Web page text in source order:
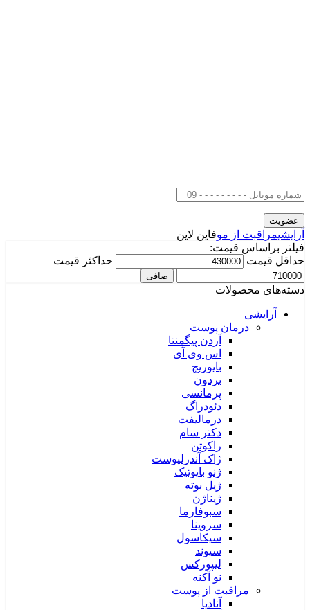
آرایشیمراقبت از موفاین لاین
فیلتر براساس قیمت:
حداقل قیمت
حداكثر قيمت
صافی
دسته‌های محصولات
آرایشی
درمان پوست
آردن پیگمنتا
اس وی آی
بایوریچ
بردون
پرمانسی
دئودراگ
درمالیفت
دکتر سام
راکوتن
ژاک آندرلپوست
ژنو بایوتیک
ژیل بوته
ژیناژن
سبوفارما
سروینا
سیکاسول
سیوند
لیپورکس
نو آکنه
مراقبت از پوست
آنادیا